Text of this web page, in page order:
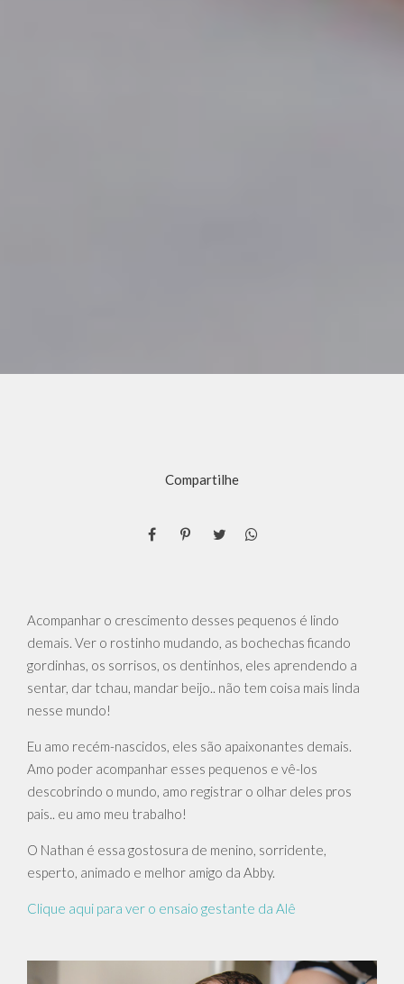
Compartilhe
Acompanhar o crescimento desses pequenos é lindo
demais. Ver o rostinho mudando, as bochechas ficando
gordinhas, os sorrisos, os dentinhos, eles aprendendo a
sentar, dar tchau, mandar beijo.. não tem coisa mais linda
nesse mundo!
Eu amo recém-nascidos, eles são apaixonantes demais.
Amo poder acompanhar esses pequenos e vê-los
descobrindo o mundo, amo registrar o olhar deles pros
pais.. eu amo meu trabalho!
O Nathan é essa gostosura de menino, sorridente,
esperto, animado e melhor amigo da Abby.
Clique aqui para ver o ensaio gestante da Alê